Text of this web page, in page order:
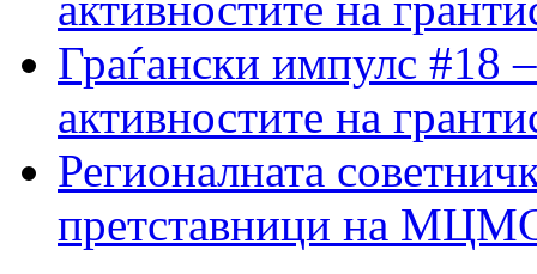
Граѓански импулс #18
активностите на
Регионалната
претставници на МЦМС